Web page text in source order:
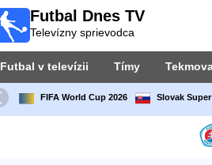
Futbal Dnes TV
Televízny sprievodca
Futbal v televízii Tímy
FIFA World Cup 2026 Slovak